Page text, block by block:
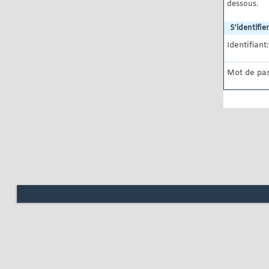
dessous.
S'identifier
Identifiant:
Mot de